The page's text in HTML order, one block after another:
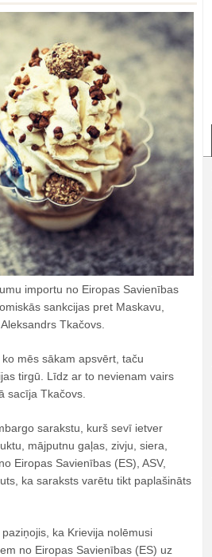
importu no Eiropas Savienības
sankcijas pret Maskavu,
Tkačovs.
mēs sākam apsvērt, taču
tirgū. Līdz ar to nevienam vairs
sacīja Tkačovs.
sarakstu, kurš sevī ietver
mājputnu gaļas, zivju, siera,
Eiropas Savienības (ES), ASV,
ka saraksts varētu tikt paplašināts
ka Krievija nolēmusi
no Eiropas Savienības (ES) uz